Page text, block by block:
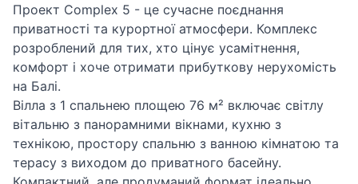
Проект Complex 5 - це сучасне поєднання
приватності та курортної атмосфери. Комплекс
розроблений для тих, хто цінує усамітнення,
комфорт і хоче отримати прибуткову нерухомість
на Балі.
Вілла з 1 спальнею площею 76 м² включає світлу
вітальню з панорамними вікнами, кухню з
технікою, простору спальню з ванною кімнатою та
терасу з виходом до приватного басейну.